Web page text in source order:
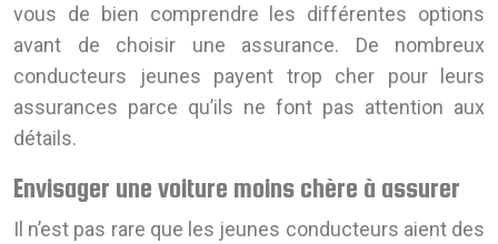
vous de bien comprendre les différentes options
avant de choisir une assurance. De nombreux
conducteurs jeunes payent trop cher pour leurs
assurances parce qu’ils ne font pas attention aux
détails.
Envisager une voiture moins chère à assurer
Il n’est pas rare que les jeunes conducteurs aient des